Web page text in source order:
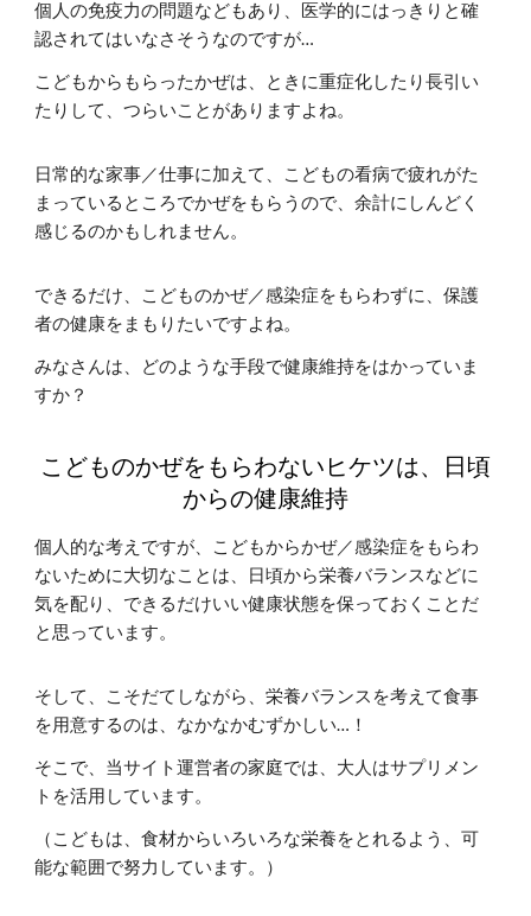
個人の免疫力の問題などもあり、医学的にはっきりと確
認されてはいなさそうなのですが…
こどもからもらったかぜは、ときに重症化したり長引い
たりして、つらいことがありますよね。
日常的な家事／仕事に加えて、こどもの看病で疲れがた
まっているところでかぜをもらうので、余計にしんどく
感じるのかもしれません。
できるだけ、こどものかぜ／感染症をもらわずに、保護
者の健康をまもりたいですよね。
みなさんは、どのような手段で健康維持をはかっていま
すか？
こどものかぜをもらわないヒケツは、日頃
からの健康維持
個人的な考えですが、こどもからかぜ／感染症をもらわ
ないために大切なことは、日頃から栄養バランスなどに
気を配り、できるだけいい健康状態を保っておくことだ
と思っています。
そして、こそだてしながら、栄養バランスを考えて食事
を用意するのは、なかなかむずかしい…！
そこで、当サイト運営者の家庭では、大人はサプリメン
トを活用しています。
（こどもは、食材からいろいろな栄養をとれるよう、可
能な範囲で努力しています。）